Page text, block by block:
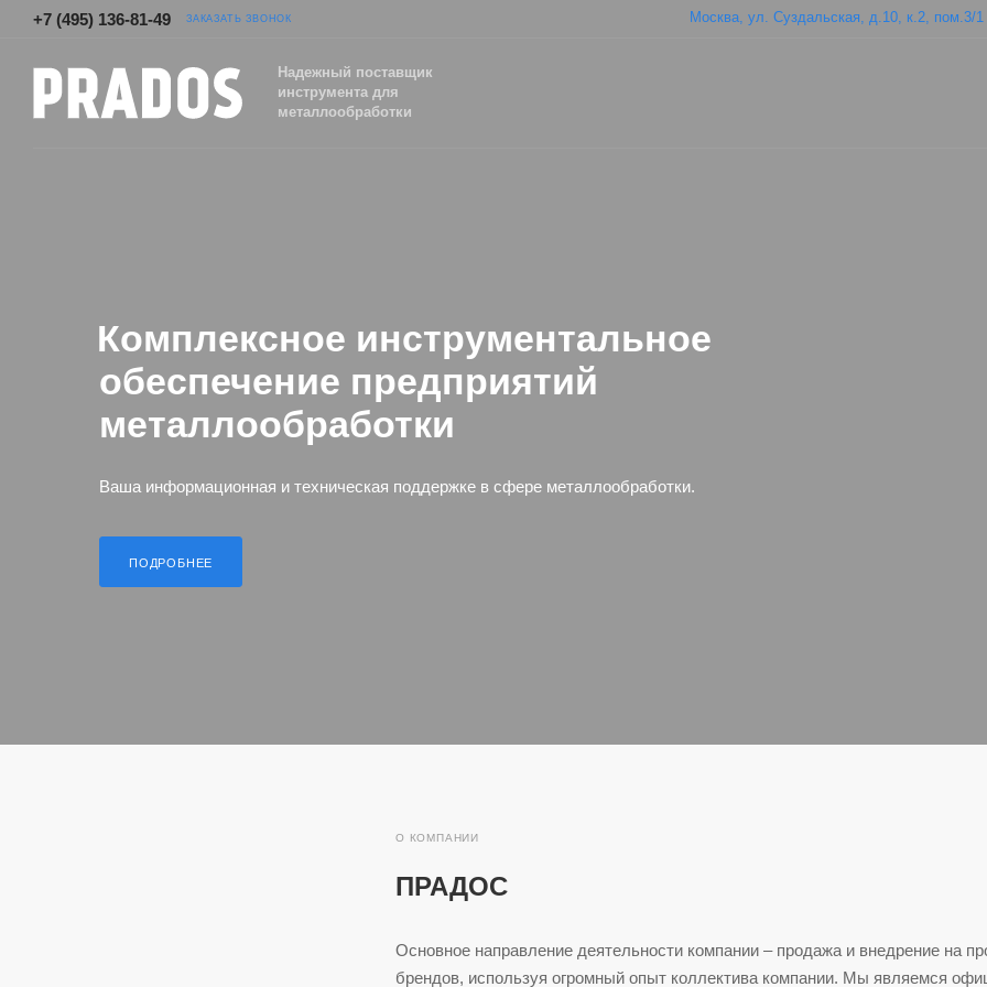
+7 (495) 136-81-49 ЗАКАЗАТЬ ЗВОНОК Москва, ул. Суздальская, д.10, к.2, пом.3/1
Надежный поставщик
инструмента для
металлообработки
Комплексное инструментальное
обеспечение предприятий
металлообработки
Ваша информационная и техническая поддержке в сфере металлообработки.
ПОДРОБНЕЕ
О КОМПАНИИ
ПРАДОС
Основное направление деятельности компании – продажа и внедрение на
брендов, используя огромный опыт коллектива компании. Мы являемся